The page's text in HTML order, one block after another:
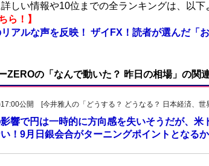
しい情報や10位までの全ランキングは、以下
ら！】
アルな声を反映！ ザイFX！読者が選んだ「
ZEROの「なんで動いた？ 昨日の相場」の関
公開 [今井雅人の「どうする？ どうなる？ 日本経済、世
響で円は一時的に方向感を失いそうだが、米
い！9月日銀会合がターニングポイントとなる